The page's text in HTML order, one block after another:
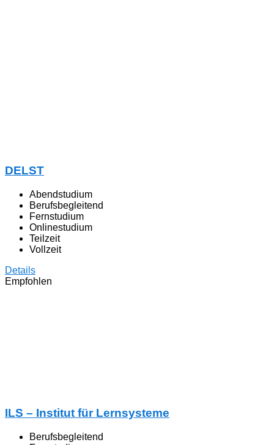
DELST
Abendstudium
Berufsbegleitend
Fernstudium
Onlinestudium
Teilzeit
Vollzeit
Details
Empfohlen
ILS – Institut für Lernsysteme
Berufsbegleitend